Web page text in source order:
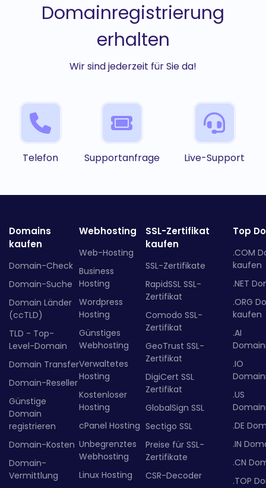
Domainregistrierung
erhalten
Wir sind jederzeit für Sie da!
Telefon Supportanfrage Live-Support
Domains
kaufen
Domain-Check
Domain-Suche
Domain Länder
(ccTLD)
TLD - Top-
Level-Domain
Domain Transfer
Domain-Reseller
Günstige
Domain
registrieren
Domain-Kosten
Domain-
Vermittlung
Webhosting
Web-Hosting
Business
Hosting
Wordpress
Hosting
Günstiges
Webhosting
Verwaltetes
Hosting
Kostenloser
Hosting
cPanel Hosting
Unbegrenztes
Webhosting
Linux Hosting
SSL-Zertifikat
kaufen
SSL-Zertifikate
RapidSSL SSL-
Zertifikat
Comodo SSL-
Zertifikat
GeoTrust SSL-
Zertifikat
DigiCert SSL
Zertifikat
GlobalSign SSL
Sectigo SSL
Preise für SSL-
Zertifikate
CSR-Decoder
Top
.COM
kaufen
.NET
.ORG
kaufen
.AI
.IO
.US
.DE
.IN
.CN
.TOP